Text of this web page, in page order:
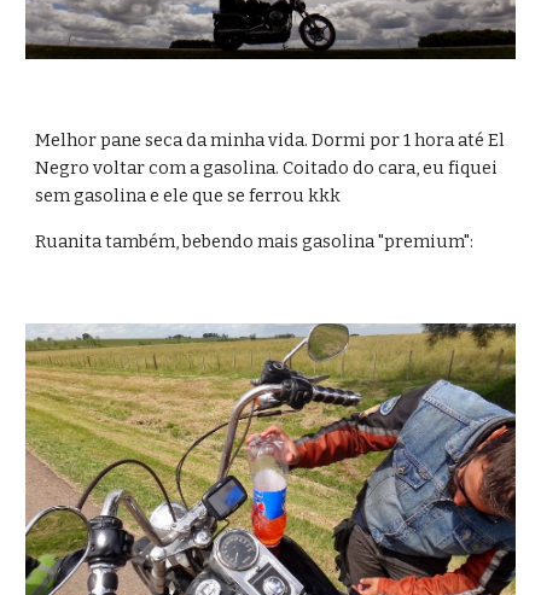
Melhor pane seca da minha vida. Dormi por 1 hora até El
Negro voltar com a gasolina. Coitado do cara, eu fiquei
sem gasolina e ele que se ferrou kkk
Ruanita também, bebendo mais gasolina "premium":